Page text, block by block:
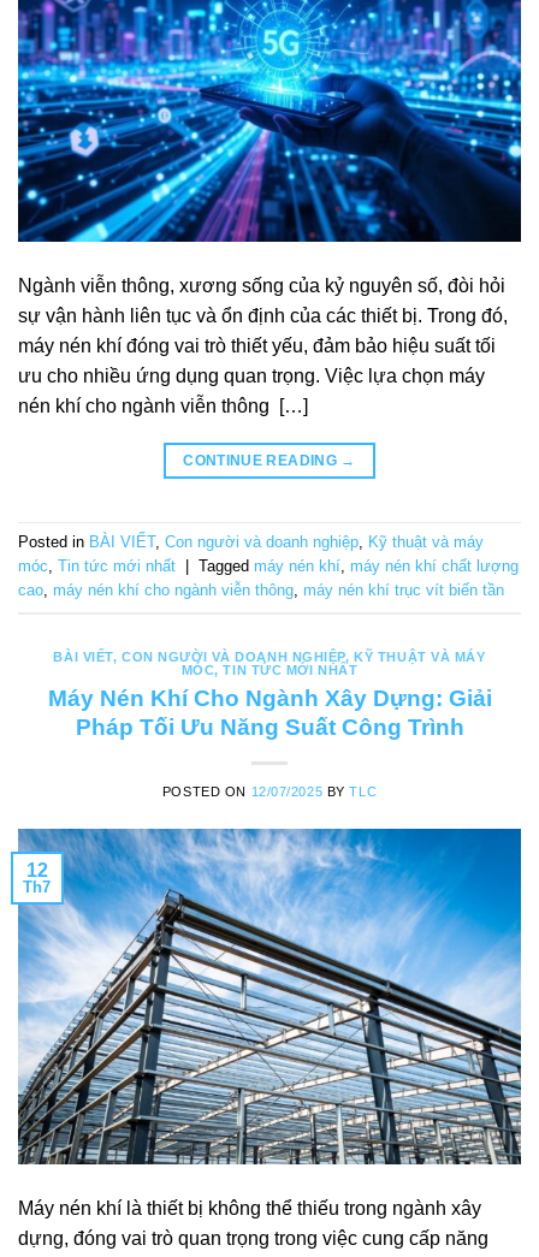
Ngành viễn thông, xương sống của kỷ nguyên số, đòi hỏi
sự vận hành liên tục và ổn định của các thiết bị. Trong đó,
máy nén khí đóng vai trò thiết yếu, đảm bảo hiệu suất tối
ưu cho nhiều ứng dụng quan trọng. Việc lựa chọn máy
nén khí cho ngành viễn thông […]
CONTINUE READING →
Posted in BÀI VIẾT, Con người và doanh nghiệp, Kỹ thuật và máy
móc, Tin tức mới nhất Tagged máy nén khí, máy nén khí chất lượng
cao, máy nén khí cho ngành viễn thông, máy nén khí trục vít biến tần
BÀI VIẾT,CON NGƯỜI VÀ DOANH NGHIỆP,KỸ THUẬT VÀ MÁY
MÓC,TIN TỨC MỚI NHẤT
Máy Nén Khí Cho Ngành Xây Dựng: Giải
Pháp Tối Ưu Năng Suất Công Trình
POSTED ON 12/07/2025 BYTLC
12
Th7
Máy nén khí là thiết bị không thể thiếu trong ngành xây
dựng, đóng vai trò quan trọng trong việc cung cấp năng